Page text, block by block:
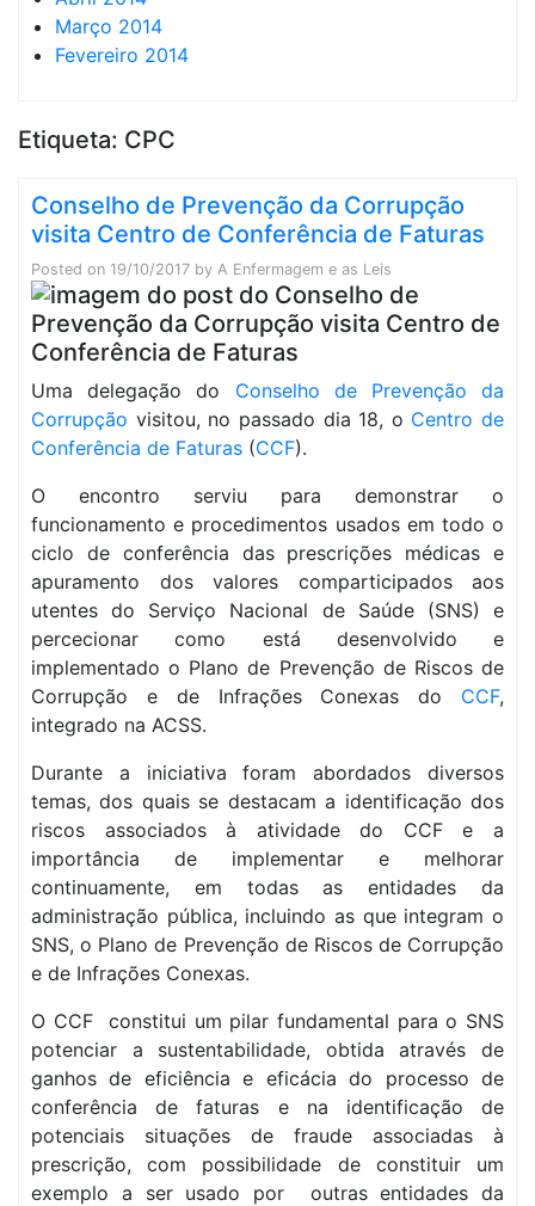
Março 2014
Fevereiro 2014
Etiqueta: CPC
Conselho de Prevenção da Corrupção
visita Centro de Conferência de Faturas
Posted on 19/10/2017 by A Enfermagem e as Leis
Uma delegação do Conselho de Prevenção da
Corrupção visitou, no passado dia 18, o Centro de
Conferência de Faturas (CCF).
O encontro serviu para demonstrar o
funcionamento e procedimentos usados em todo o
ciclo de conferência das prescrições médicas e
apuramento dos valores comparticipados aos
utentes do Serviço Nacional de Saúde (SNS) e
percecionar como está desenvolvido e
implementado o Plano de Prevenção de Riscos de
Corrupção e de Infrações Conexas do CCF,
integrado na ACSS.
Durante a iniciativa foram abordados diversos
temas, dos quais se destacam a identificação dos
riscos associados à atividade do CCF e a
importância de implementar e melhorar
continuamente, em todas as entidades da
administração pública, incluindo as que integram o
SNS, o Plano de Prevenção de Riscos de Corrupção
e de Infrações Conexas.
O CCF constitui um pilar fundamental para o SNS
potenciar a sustentabilidade, obtida através de
ganhos de eficiência e eficácia do processo de
conferência de faturas e na identificação de
potenciais situações de fraude associadas à
prescrição, com possibilidade de constituir um
exemplo a ser usado por outras entidades da